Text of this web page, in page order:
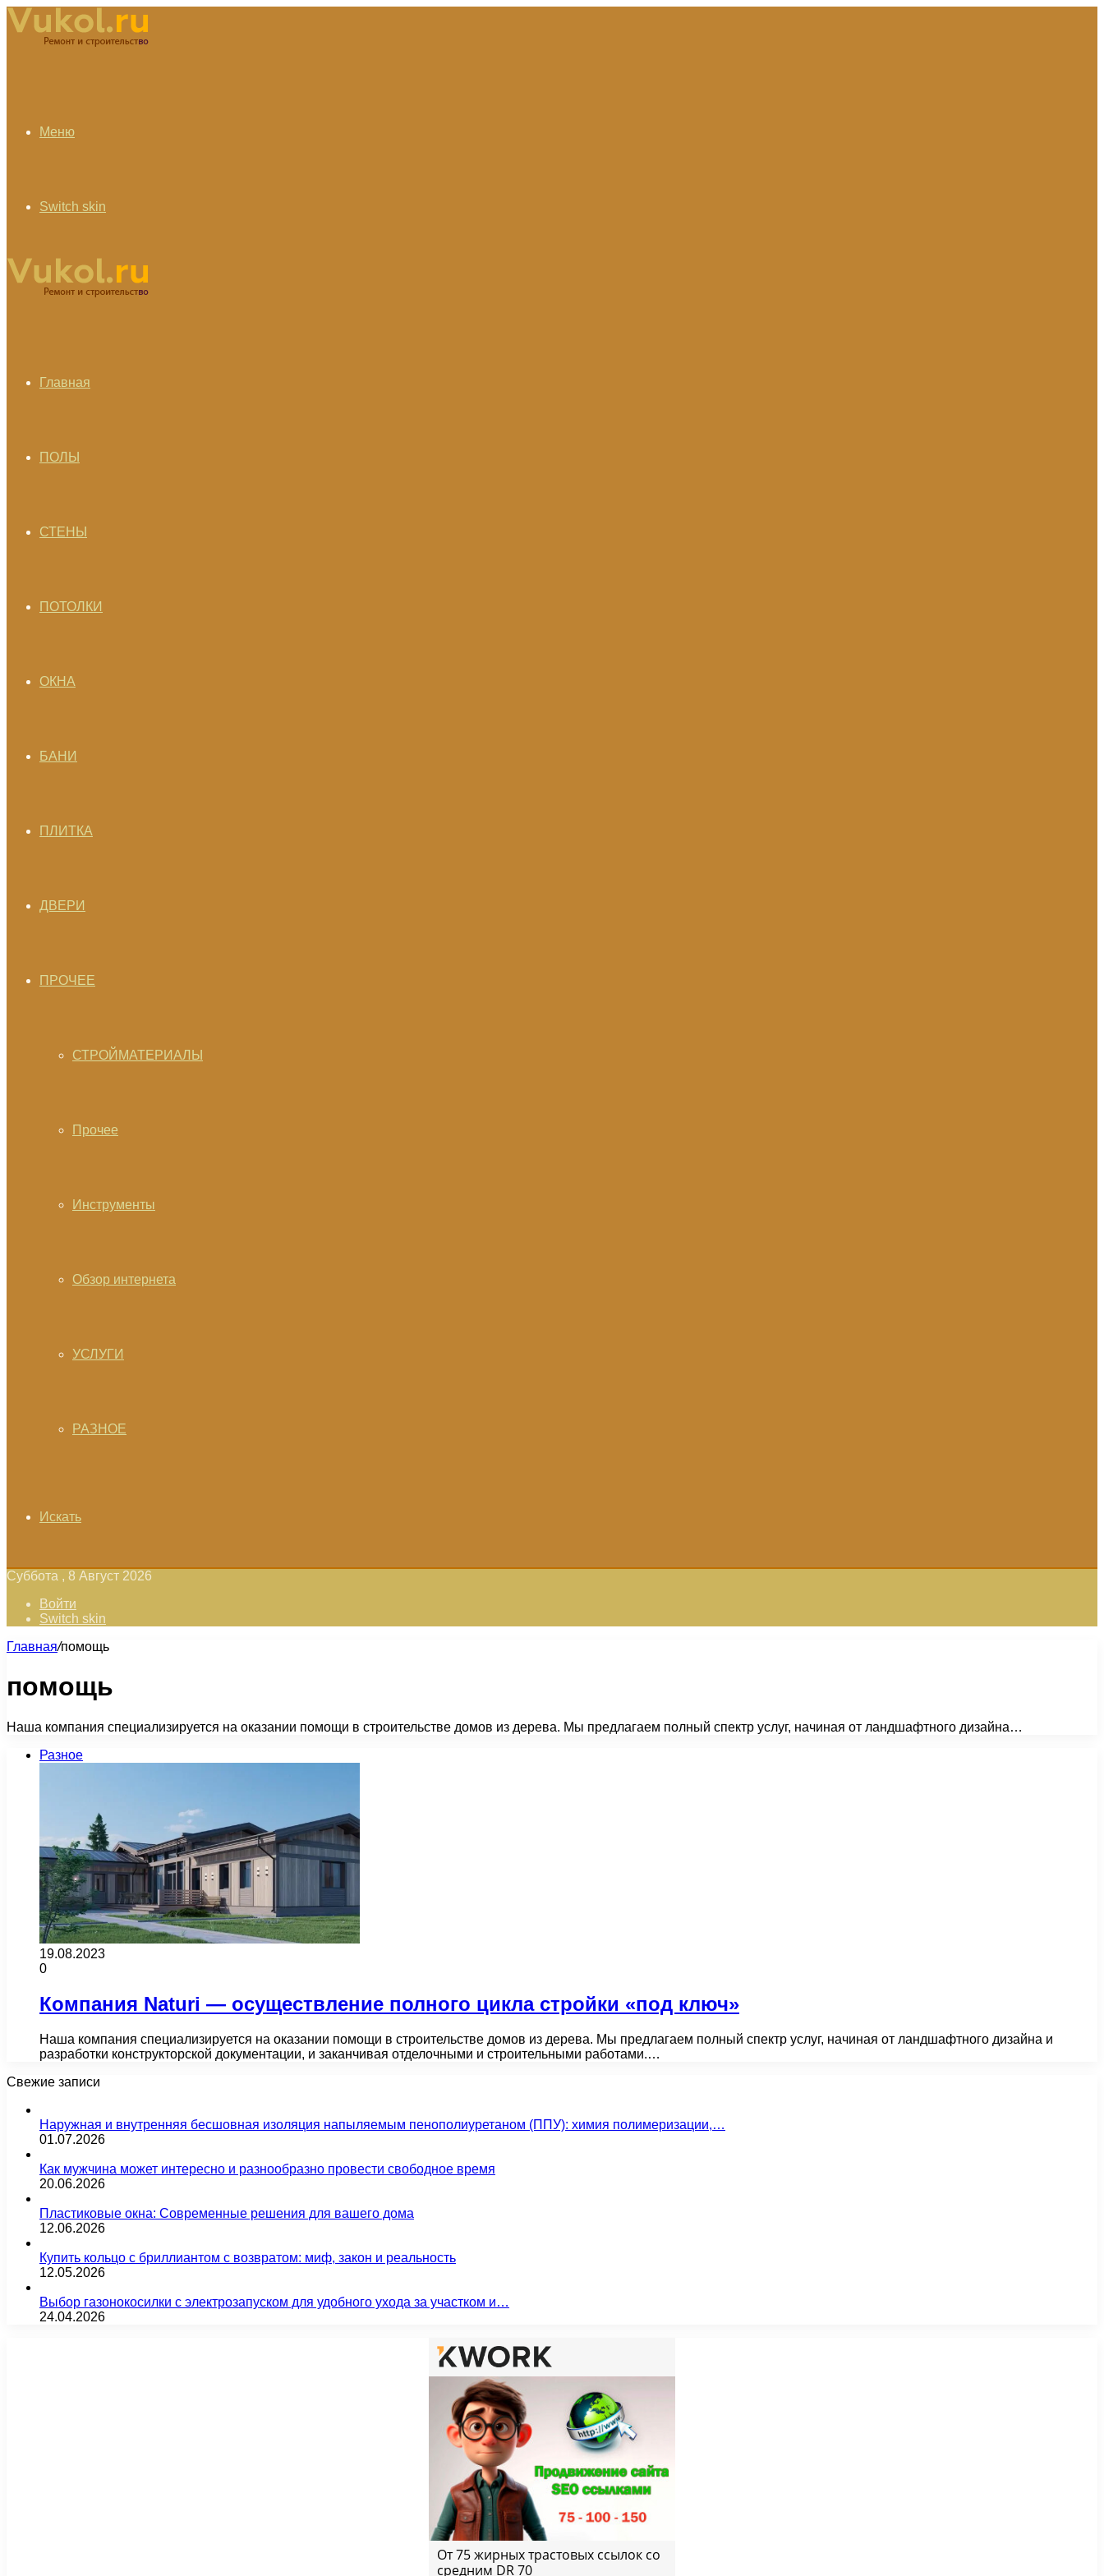
Меню
Switch skin
Главная
ПОЛЫ
СТЕНЫ
ПОТОЛКИ
ОКНА
БАНИ
ПЛИТКА
ДВЕРИ
ПРОЧЕЕ
СТРОЙМАТЕРИАЛЫ
Прочее
Инструменты
Обзор интернета
УСЛУГИ
РАЗНОЕ
Искать
Суббота , 8 Август 2026
Войти
Switch skin
Главная/помощь
помощь
Наша компания специализируется на оказании помощи в строительстве домов из дерева. Мы предлагаем полный спектр услуг, начиная от ландшафтного дизайна…
Разное
19.08.2023
0
Компания Naturi — осуществление полного цикла стройки «под ключ»
Наша компания специализируется на оказании помощи в строительстве домов из дерева. Мы предлагаем полный спектр услуг, начиная от ландшафтного дизайна и
разработки конструкторской документации, и заканчивая отделочными и строительными работами.…
Свежие записи
Наружная и внутренняя бесшовная изоляция напыляемым пенополиуретаном (ППУ): химия полимеризации,…
01.07.2026
Как мужчина может интересно и разнообразно провести свободное время
20.06.2026
Пластиковые окна: Современные решения для вашего дома
12.06.2026
Купить кольцо с бриллиантом с возвратом: миф, закон и реальность
12.05.2026
Выбор газонокосилки с электрозапуском для удобного ухода за участком и…
24.04.2026